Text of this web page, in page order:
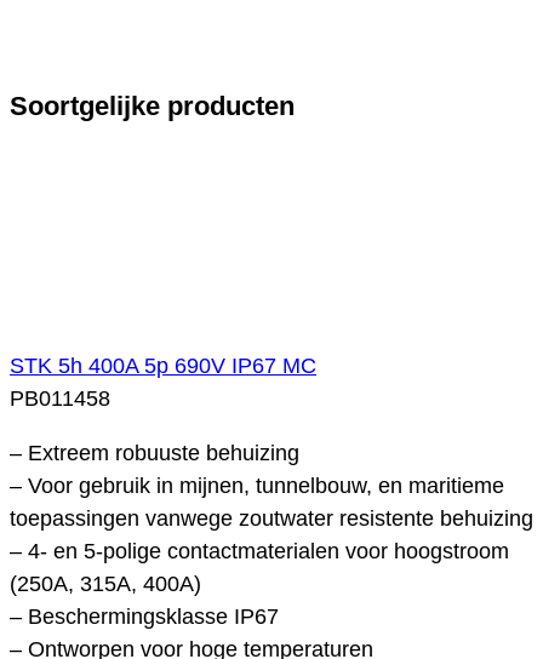
Soortgelijke producten
STK 5h 400A 5p 690V IP67 MC
PB011458
– Extreem robuuste behuizing
– Voor gebruik in mijnen, tunnelbouw, en maritieme
toepassingen vanwege zoutwater resistente behuizing
– 4- en 5-polige contactmaterialen voor hoogstroom
(250A, 315A, 400A)
– Beschermingsklasse IP67
– Ontworpen voor hoge temperaturen